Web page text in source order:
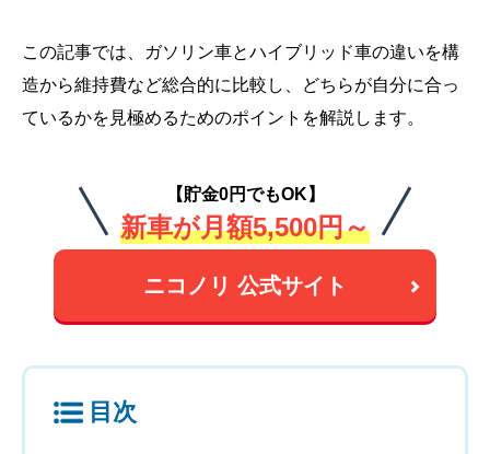
この記事では、ガソリン車とハイブリッド車の違いを構
造から維持費など総合的に比較し、どちらが自分に合っ
ているかを見極めるためのポイントを解説します。
【貯金0円でもOK】
新車が月額5,500円～
ニコノリ 公式サイト
目次